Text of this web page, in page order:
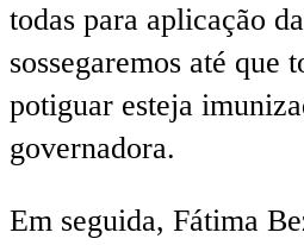
todas para aplicação
sossegaremos até que
potiguar esteja
governadora.
Em seguida, Fátima